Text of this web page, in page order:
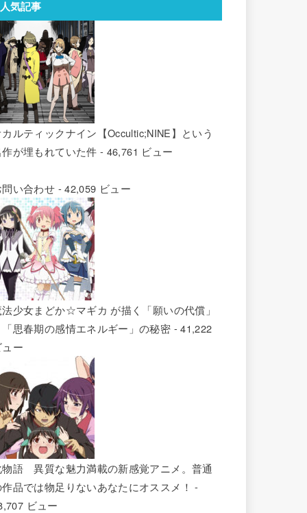
人気記事
ルティックナイン【Occultic;NINE】という
が埋もれていた件 - 46,761 ビュー
い合わせ - 42,059 ビュー
少女まどか☆マギカ が描く「願いの代償」
思春期の感情エネルギー」の秘密 - 41,222
ー
物語 異質な魅力満載の新感覚アニメ。普通
品では物足りないあなたにオススメ！ -
ビュー